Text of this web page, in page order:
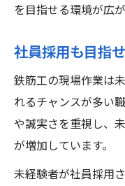
を目指せる環境が広
社員採用も目指
鉄筋工の現場作業は
れるチャンスが多い
や誠実さを重視し、
が増加しています。
未経験者が社員採用